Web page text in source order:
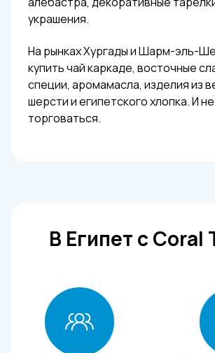
украшения.
На рынках Хургады и Шарм-эль-
купить чай каркаде, восточные
специи, аромамасла, изделия из
шерсти и египетского хлопка. И
торговаться.
В Египет с Coral